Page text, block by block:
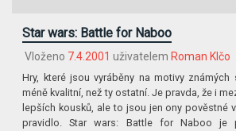
Star wars: Battle for Naboo
Vloženo 7.4.2001 uživatelem Roman Klčo
Hry, které jsou vyráběny na motivy
méně kvalitní, než ty ostatní. Je pravda, že i
lepších kousků, ale to jsou jen ony pověstné
pravidlo. Star wars: Battle for Naboo je